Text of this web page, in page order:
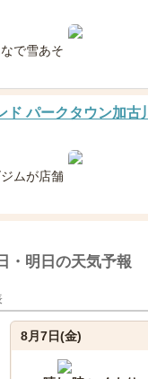
で雪あそ
パークタウン加古川
ムが店舗
・明日の天気予報
8月7日(金)